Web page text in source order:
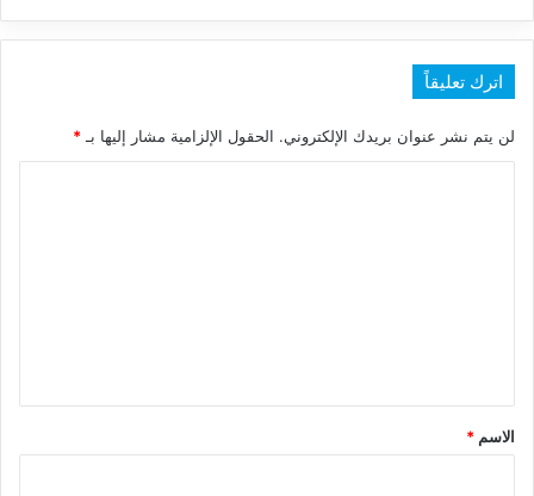
اترك تعليقاً
لن يتم نشر عنوان بريدك الإلكتروني. الحقول الإلزامية مشار إليها بـ*
*
الاسم *